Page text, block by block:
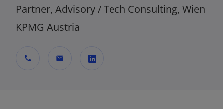
Partner, Advisory / Tech Consulting, Wien
KPMG Austria
call mail